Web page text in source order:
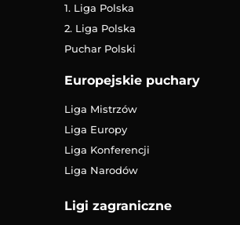
1. Liga Polska
2. Liga Polska
Puchar Polski
Europejskie puchary
Liga Mistrzów
Liga Europy
Liga Konferencji
Liga Narodów
Ligi zagraniczne